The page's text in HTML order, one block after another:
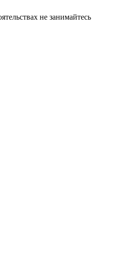
не занимайтесь